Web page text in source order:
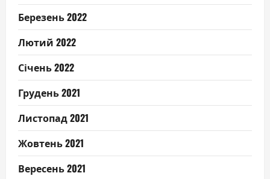
Березень 2022
Лютий 2022
Січень 2022
Грудень 2021
Листопад 2021
Жовтень 2021
Вересень 2021